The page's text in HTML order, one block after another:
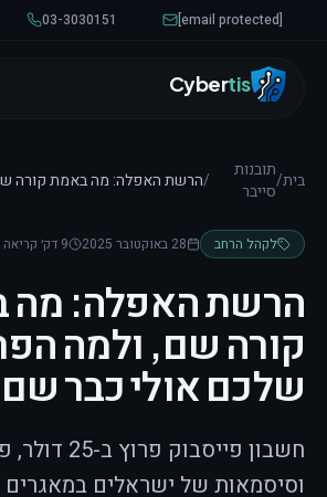
דלגו לתוכן[email protected]
03-3030151
Cybertis
בית/תובנות
סייבר
/
לקהל הרחב 28 באוקטובר 2025 9 דק׳ קריאה
הרשת האפלה: מה
קורה שם, ולמה
שלכם אולי כבר שם
וסיסמאות של ישראלים במאגרים